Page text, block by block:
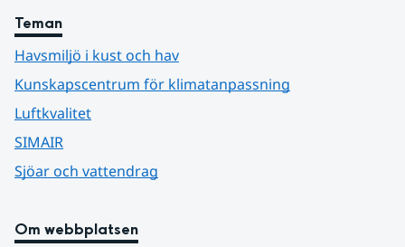
Teman
Havsmiljö i kust och hav
Kunskapscentrum för klimatanpassning
Luftkvalitet
SIMAIR
Sjöar och vattendrag
Om webbplatsen